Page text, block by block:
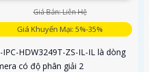
Giá Bán: Liên Hệ
Giá Khuyến Mại: 5%-35%
IPC-HDW3249T-ZS-IL-IL là dòng
có độ phân giải 2